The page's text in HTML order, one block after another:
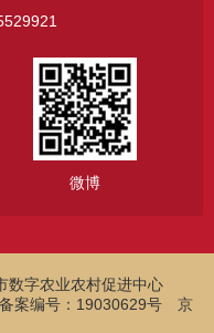
微博
数字农业农村促进中心
案编号：19030629号 京